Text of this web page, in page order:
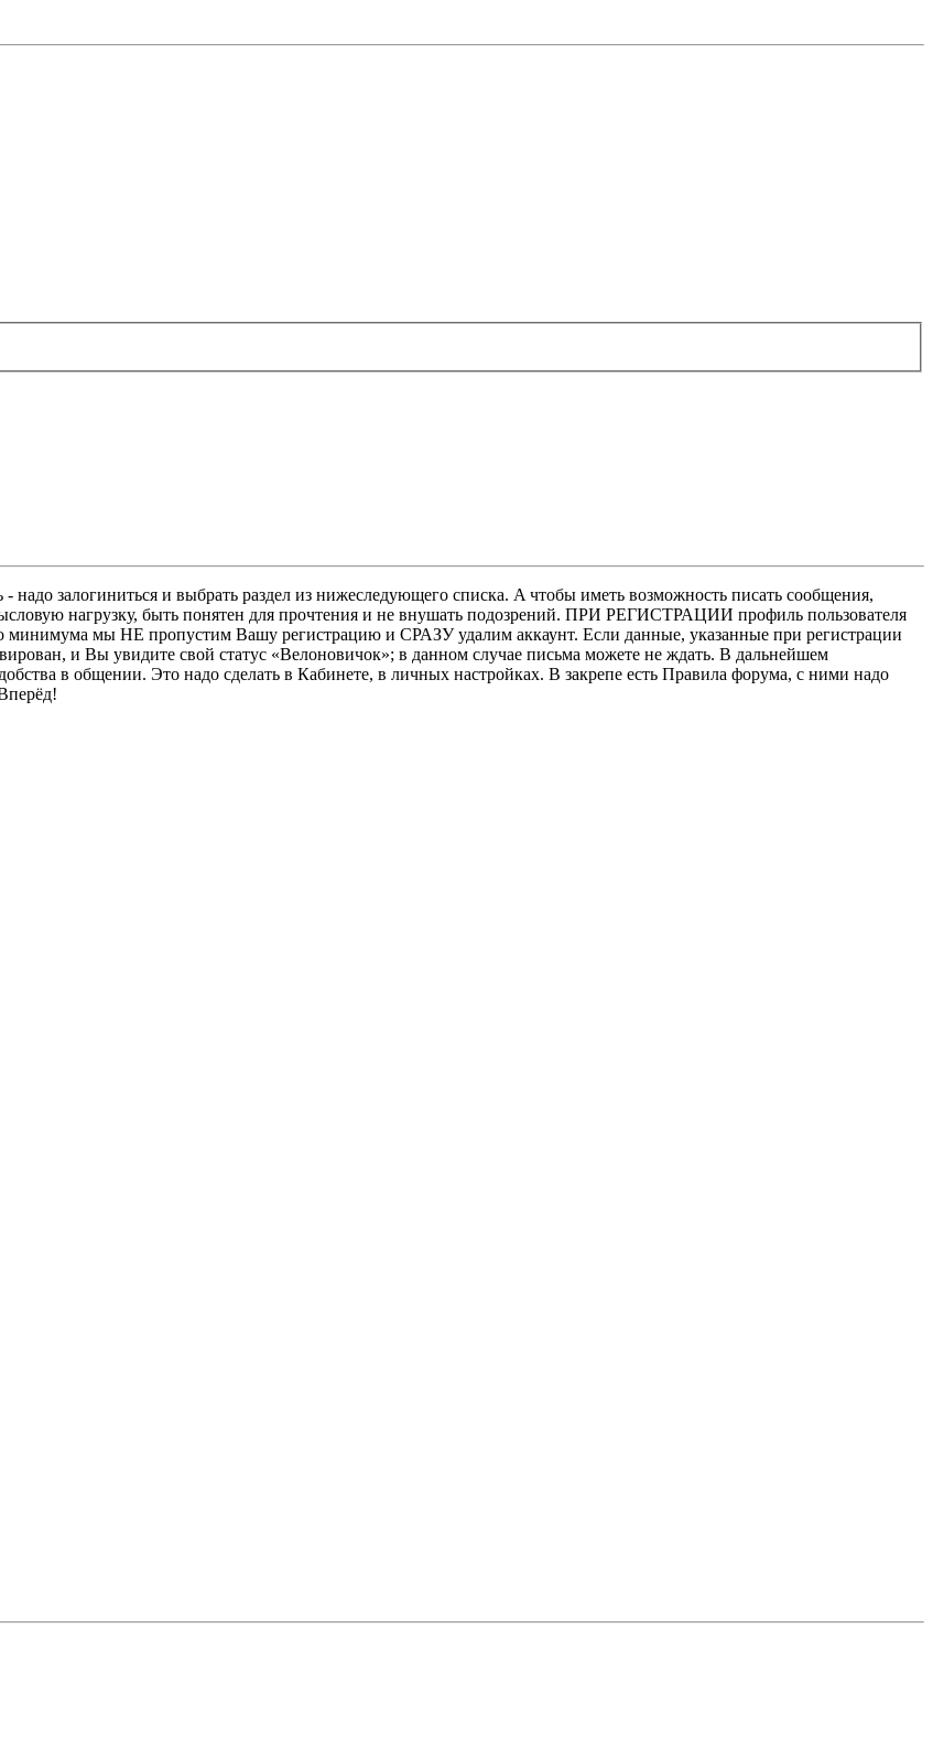
залогиниться и выбрать раздел из нижеследующего списка. A чтобы иметь возможность писать сообщения,
нагрузку, быть понятен для прочтения и не внушать подозрений. ПРИ РЕГИСТРАЦИИ профиль пользователя
минимума мы НЕ пропустим Вашу регистрацию и СРАЗУ удалим аккаунт. Если данные, указанные при регистрации
и Вы увидите свой статус «Велоновичок»; в данном случае письма можете не ждать. В дальнейшем
в общении. Это надо сделать в Кабинете, в личных настройках. В закрепе есть Правила форума, с ними надо